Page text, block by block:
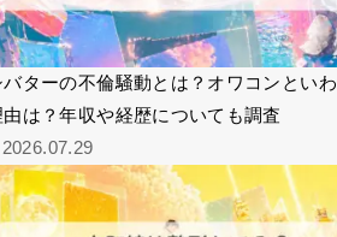
バターの不倫騒動とは？オワコンとい
由は？年収や経歴についても調査
2026.07.29